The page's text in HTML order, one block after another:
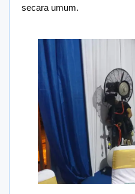
secara umum.